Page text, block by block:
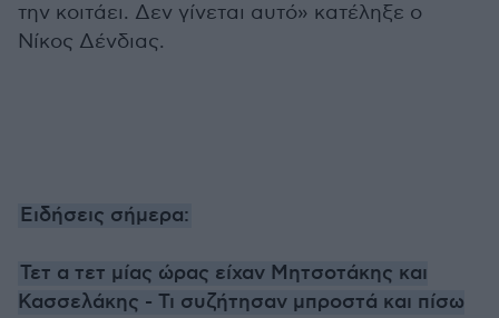
την κοιτάει. Δεν γίνεται αυτό» κατέληξε ο
Νίκος Δένδιας.
Ειδήσεις σήμερα:
Τετ α τετ μίας ώρας είχαν Μητσοτάκης και
Κασσελάκης - Τι συζήτησαν μπροστά και πίσω